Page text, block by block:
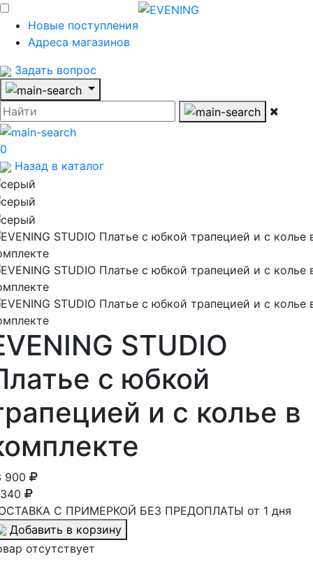
Новые поступления
Адреса магазинов
Задать вопрос
0
Назад в каталог
STUDIO
с юбкой
и с колье в
900
С ПРИМЕРКОЙ БЕЗ ПРЕДОПЛАТЫ от 1 дня
Добавить в корзину
отсутствует